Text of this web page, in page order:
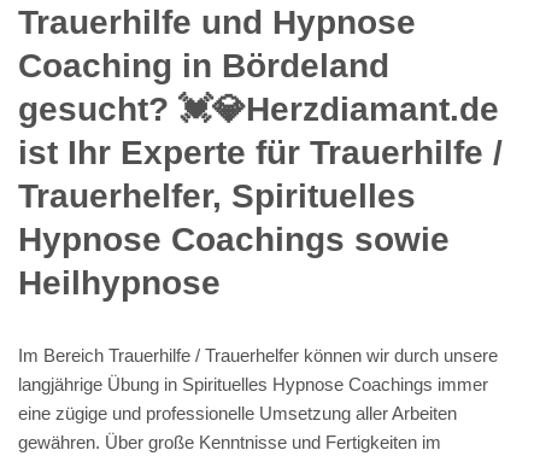
Trauerhilfe und Hypnose
Coaching in Bördeland
gesucht? 💓️💎Herzdiamant.de
ist Ihr Experte für Trauerhilfe /
Trauerhelfer, Spirituelles
Hypnose Coachings sowie
Heilhypnose
Im Bereich Trauerhilfe / Trauerhelfer können wir durch unsere
langjährige Übung in Spirituelles Hypnose Coachings immer
eine zügige und professionelle Umsetzung aller Arbeiten
gewähren. Über große Kenntnisse und Fertigkeiten im